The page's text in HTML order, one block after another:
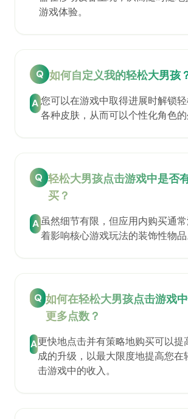
游戏体验。
Q 如何自定义我的轻松大男孩
A您可以在游戏中取得进展时解锁
各种皮肤，从而可以个性化角色的
Q 轻松大男孩点击游戏中是否
买？
A虽然细节有限，但应用内购买通
着影响核心游戏玩法的装饰性物品
Q 如何在轻松大男孩点击游戏
更多点数？
A更快地点击并有策略地购买可以提
成的升级，以最大限度地提高您在
击游戏中的收入。